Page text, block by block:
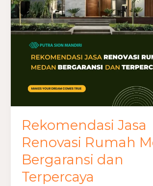
Rekomendasi Jasa
Renovasi Rumah
Bergaransi dan
Terpercaya
Bergaransi
dan
Terpercaya